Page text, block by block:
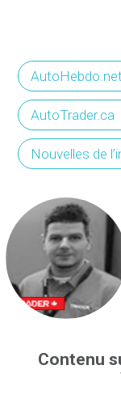
AutoHebdo.net
AutoTrader.ca
Nouvelles de
Contenu